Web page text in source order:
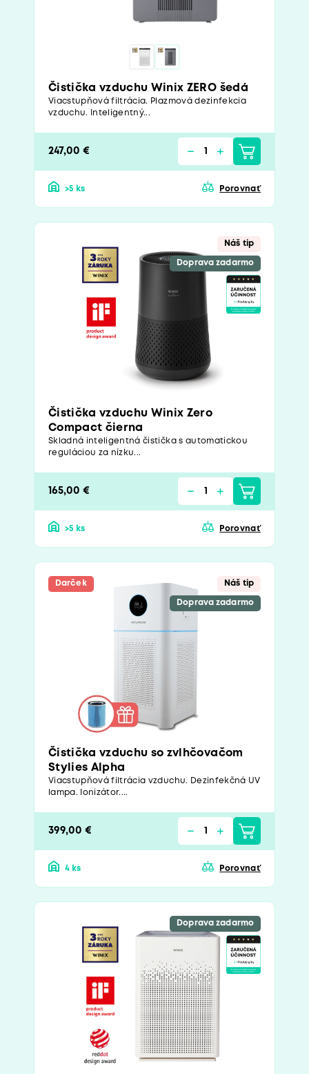
Čistička vzduchu Winix ZERO šedá
Viacstupňová filtrácia. Plazmová dezinfekcia
vzduchu. Inteligentný...
247,00 €
>5 ks Porovnať
Náš tip
Doprava zadarmo
Čistička vzduchu Winix Zero
Compact čierna
Skladná inteligentná čistička s automatickou
reguláciou za nízku...
165,00 €
>5 ks Porovnať
Darček Náš tip
Doprava zadarmo
Čistička vzduchu so zvlhčovačom
Stylies Alpha
Viacstupňová filtrácia vzduchu. Dezinfekčná UV
lampa. Ionizátor....
399,00 €
4 ks Porovnať
Doprava zadarmo